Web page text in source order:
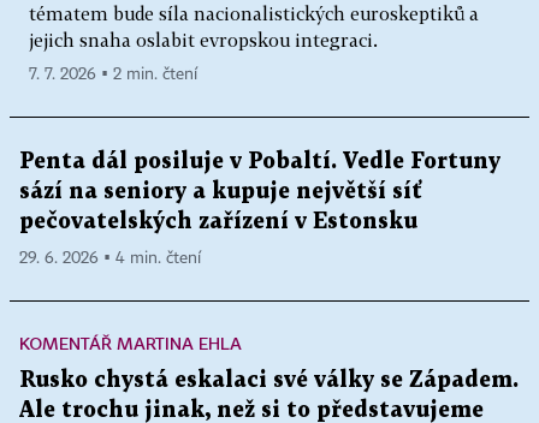
tématem bude síla nacionalistických euroskeptiků a
jejich snaha oslabit evropskou integraci.
7. 7. 2026 ▪ 2 min. čtení
Penta dál posiluje v Pobaltí. Vedle Fortuny
sází na seniory a kupuje největší síť
pečovatelských zařízení v Estonsku
29. 6. 2026 ▪ 4 min. čtení
KOMENTÁŘ MARTINA EHLA
Rusko chystá eskalaci své války se Západem.
Ale trochu jinak, než si to představujeme